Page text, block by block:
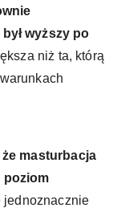
wyższy po
niż ta, którą
masturbacja
poziom
jednoznacznie